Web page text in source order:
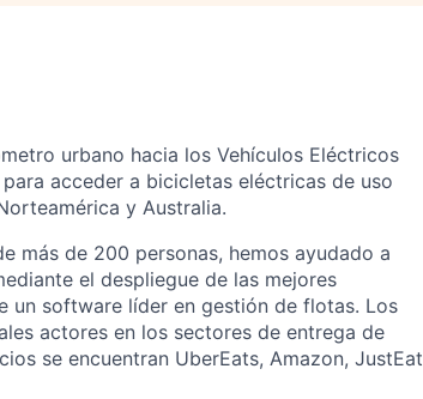
urbano hacia los Vehículos Eléctricos
acceder a bicicletas eléctricas de uso
y Australia.
más de 200 personas, hemos ayudado a
el despliegue de las mejores
un software líder en gestión de flotas. Los
actores en los sectores de entrega de
se encuentran UberEats, Amazon, JustEat